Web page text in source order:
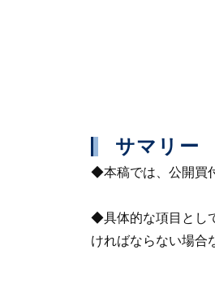
サマリー
◆本稿では、公開買
◆具体的な項目とし
ければならない場合